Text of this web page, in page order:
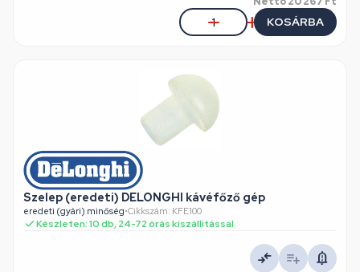
KOSÁRBA
Szelep (eredeti) DELONGHI kávéfőző gép
eredeti (gyári) minőség•Cikkszám: KFE100
Készleten: 10 db, 24-72 órás kiszállítással